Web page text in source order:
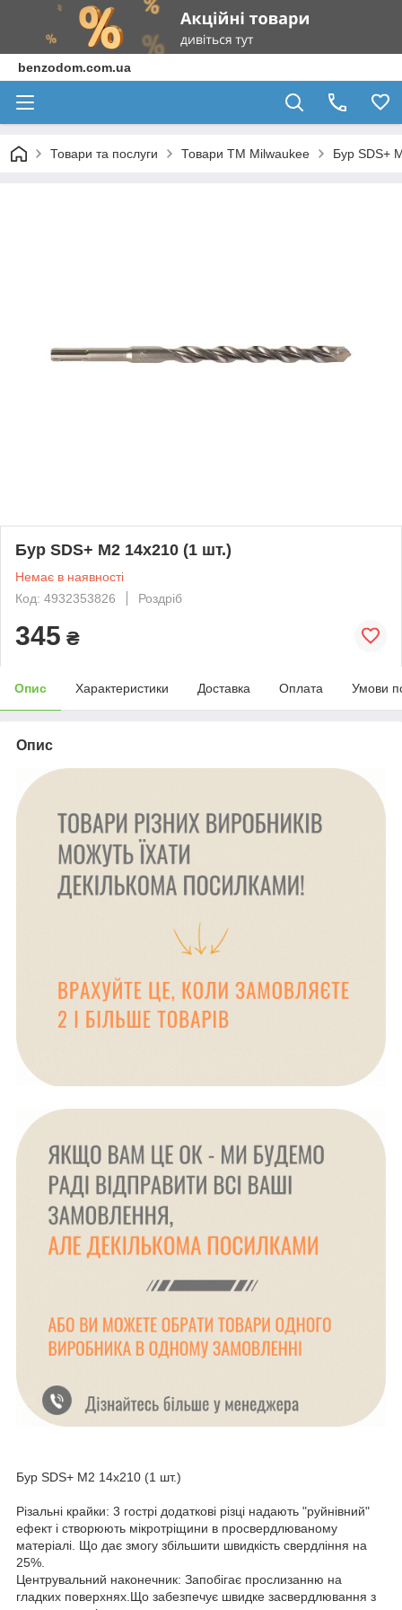
benzodom.com.ua
Товари та послуги Товари ТМ Milwaukee Бур SDS+
Бур SDS+ M2 14x210 (1 шт.)
Немає в наявності
Код: 4932353826
Роздріб
345 ₴
Опис Характеристики Доставка Оплата Умови
Опис
Бур SDS+ M2 14x210 (1 шт.)
Різальні крайки: 3 гострі додаткові різці надають "руйнівний"
ефект і створюють мікротріщини в просвердлюваному
матеріалі. Що дає змогу збільшити швидкість свердління на
25%.
Центрувальний наконечник: Запобігає прослизанню на
гладких поверхнях.Що забезпечує швидке засвердлювання з